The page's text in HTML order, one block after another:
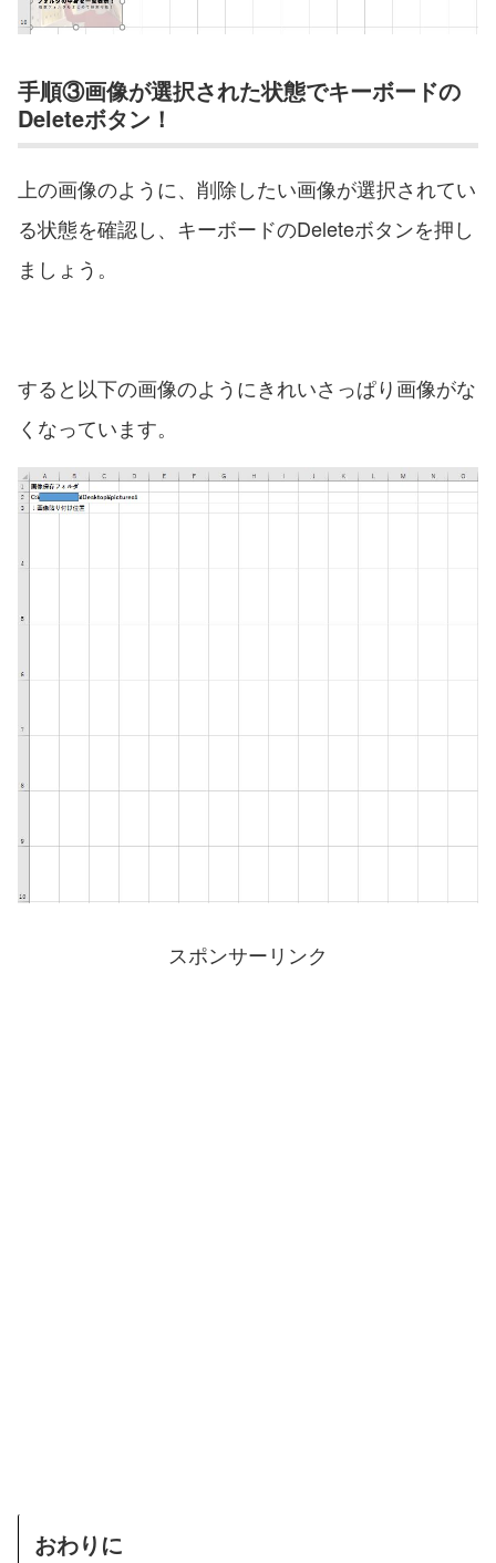
手順③画像が選択された状態でキーボードの
Deleteボタン！
上の画像のように、削除したい画像が選択されてい
る状態を確認し、キーボードのDeleteボタンを押し
ましょう。
すると以下の画像のようにきれいさっぱり画像がな
くなっています。
スポンサーリンク
おわりに